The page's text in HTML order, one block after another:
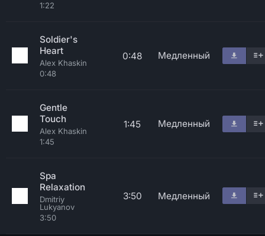
1:22
Soldier's
Heart
Alex Khaskin
0:48
0:48 Медленный
Gentle
Touch
Alex Khaskin
1:45
1:45 Медленный
Spa
Relaxation
Dmitriy
Lukyanov
3:50
3:50 Медленный